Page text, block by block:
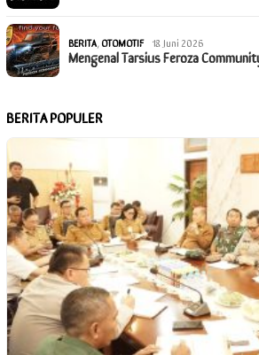
BERITA,OTOMOTIF 18 Juni 2026
Mengenal Tarsius Feroza
BERITA POPULER